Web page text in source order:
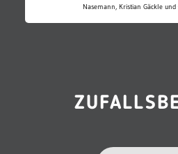
Nasemann, Kristian Gäckle